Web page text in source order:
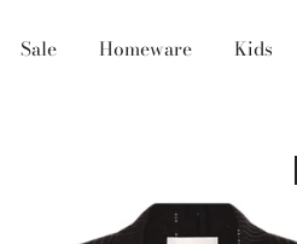
Sale Homeware Kids